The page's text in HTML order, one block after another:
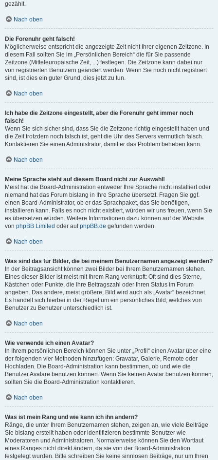
gezählt.
Nach oben
Die Forenuhr geht falsch!
Möglicherweise entspricht die angezeigte Zeit nicht Ihrer eigenen Zeitzone. In
diesem Fall sollten Sie im „Persönlichen Bereich“ die für Sie passende
Zeitzone (Mitteleuropäische Zeit, ...) festlegen. Die Zeitzone kann dabei nur
von registrierten Benutzern geändert werden. Wenn Sie noch nicht registriert
sind, ist dies ein guter Grund, dies jetzt zu tun.
Nach oben
Ich habe die Zeitzone eingestellt, aber die Forenuhr geht immer noch
falsch!
Wenn Sie sich sicher sind, dass Sie die Zeitzone richtig eingestellt haben und
die Zeit trotzdem noch falsch ist, geht die Uhr des Servers vermutlich falsch.
Kontaktieren Sie einen Administrator, damit er das Problem beheben kann.
Nach oben
Meine Sprache steht auf diesem Board nicht zur Auswahl!
Meist hat die Board-Administration entweder Ihre Sprache nicht installiert oder
niemand hat das Forum bislang in Ihre Sprache übersetzt. Fragen Sie ggf.
einen Board-Administrator, ob er das Sprachpaket, das Sie benötigen,
installieren kann. Falls es noch nicht existiert, würden wir uns freuen, wenn Sie
es übersetzen würden. Weitere Informationen dazu können auf der Website
von phpBB Limited oder aufphpBB.de gefunden werden.
Nach oben
Was sind das für Bilder, die bei meinem Benutzernamen angezeigt werden?
In der Beitragsansicht können zwei Bilder bei Ihrem Benutzernamen stehen.
Eines dieser Bilder ist meist mit Ihrem Rang verknüpft: Oft sind dies Sterne,
Kästchen oder Punkte, die Ihre Beitragszahl oder Ihren Status im Forum
angeben. Das andere, meist größere, Bild wird auch als „Avatar“ bezeichnet.
Es handelt sich hierbei in der Regel um ein persönliches Bild, welches von
Benutzer zu Benutzer unterschiedlich ist.
Nach oben
Wie verwende ich einen Avatar?
In Ihrem persönlichen Bereich können Sie unter „Profil“ einen Avatar über eine
der folgenden vier Methoden hinzufügen: Gravatar, Galerie, Remote oder
Hochladen. Die Board-Administration kann bestimmen, ob und wie die
Benutzer Avatare benutzen können. Wenn Sie keinen Avatar benutzen können,
sollten Sie die Board-Administration kontaktieren.
Nach oben
Was ist mein Rang und wie kann ich ihn ändern?
Ränge, die unter Ihrem Benutzernamen stehen, zeigen an, wie viele Beiträge
Sie bislang erstellt haben oder identifizieren bestimmte Benutzer wie
Moderatoren und Administratoren. Normalerweise können Sie den Wortlaut
eines Ranges nicht direkt ändern, da sie von der Board-Administration
festgelegt wurden. Bitte schreiben Sie keine sinnlosen Beiträge, nur um Ihren